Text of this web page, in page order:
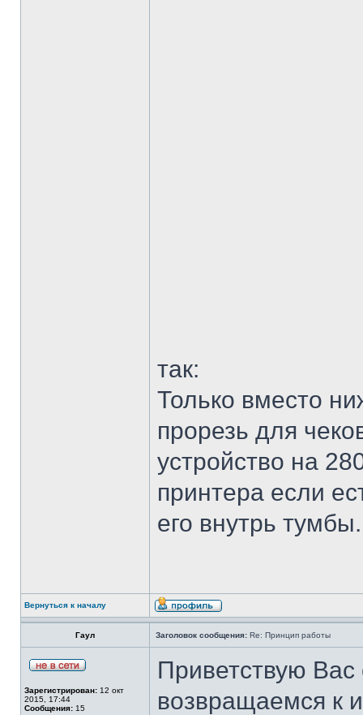
так:
Только вместо
прорезь для
устройство на
принтера если
его внутрь тумбы.
Вернуться к началу
Гаул Заголовок сообщения: Re: Принцип работы
Зарегистрирован: 12 окт
2015, 17:44
Сообщения: 15
Приветствую
возвращаемся к